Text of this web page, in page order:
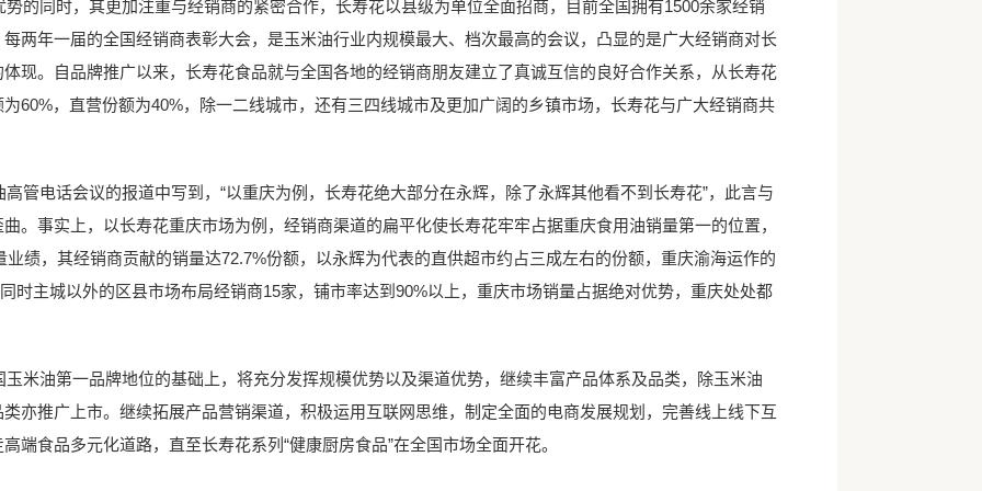
同时，其更加注重与经销商的紧密合作，长寿花以县级为单位全面招商，目前全国拥有1500余家经销
两年一届的全国经销商表彰大会，是玉米油行业内规模最大、档次最高的会议，凸显的是广大经销商对长
现。自品牌推广以来，长寿花食品就与全国各地的经销商朋友建立了真诚互信的良好合作关系，从长寿花
60%，直营份额为40%，除一二线城市，还有三四线城市及更加广阔的乡镇市场，长寿花与广大经销商共
电话会议的报道中写到，“以重庆为例，长寿花绝大部分在永辉，除了永辉其他看不到长寿花”，此言与
。事实上，以长寿花重庆市场为例，经销商渠道的扁平化使长寿花牢牢占据重庆食用油销量第一的位置，
绩，其经销商贡献的销量达72.7%份额，以永辉为代表的直供超市约占三成左右的份额，重庆渝海运作的
时主城以外的区县市场布局经销商15家，铺市率达到90%以上，重庆市场销量占据绝对优势，重庆处处都
油第一品牌地位的基础上，将充分发挥规模优势以及渠道优势，继续丰富产品体系及品类，除玉米油
亦推广上市。继续拓展产品营销渠道，积极运用互联网思维，制定全面的电商发展规划，完善线上线下互
端食品多元化道路，直至长寿花系列“健康厨房食品”在全国市场全面开花。